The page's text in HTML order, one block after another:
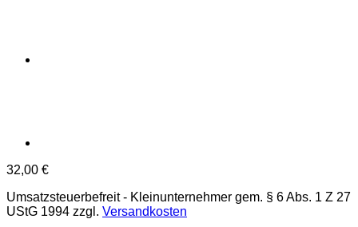
32,00 €
Umsatzsteuerbefreit - Kleinunternehmer gem. § 6 Abs. 1 Z 27
UStG 1994 zzgl. Versandkosten